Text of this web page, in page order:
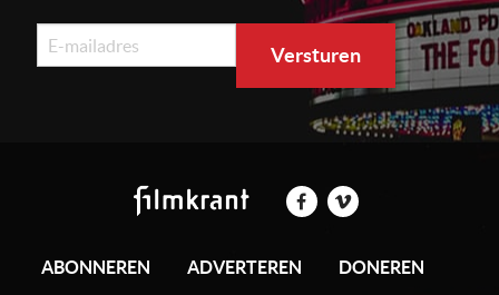
ABONNEREN ADVERTEREN DONEREN